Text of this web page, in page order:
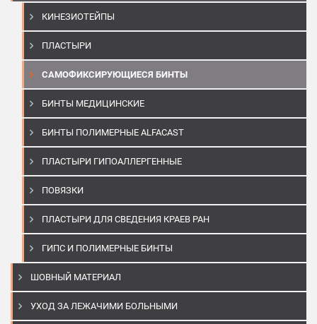
КИНЕЗИОТЕЙПЫ
ПЛАСТЫРИ
САМОФИКСИРУЮЩИЕСЯ БИНТЫ
БИНТЫ МЕДИЦИНСКИЕ
БИНТЫ ПОЛИМЕРНЫЕ ALFACAST
ПЛАСТЫРИ ГИПОАЛЛЕРГЕННЫЕ
ПОВЯЗКИ
ПЛАСТЫРИ ДЛЯ СВЕДЕНИЯ КРАЕВ РАН
ГИПС И ПОЛИМЕРНЫЕ БИНТЫ
ШОВНЫЙ МАТЕРИАЛ
УХОД ЗА ЛЕЖАЧИМИ БОЛЬНЫМИ